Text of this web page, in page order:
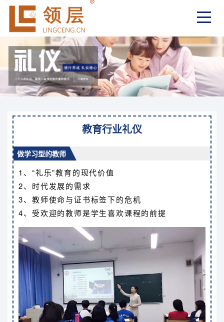
教育行业礼仪
做学习型的教师
1、“礼乐”教育的现代价值
2、时代发展的需求
3、教师使命与证书标签下的危机
4、受欢迎的教师是学生喜欢课程的前提